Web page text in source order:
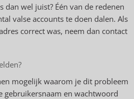
dan wel juist? Één van de redenen
valse accounts te doen dalen. Als
correct was, neem dan contact
mogelijk waarom je dit probleem
gebruikersnaam en wachtwoord